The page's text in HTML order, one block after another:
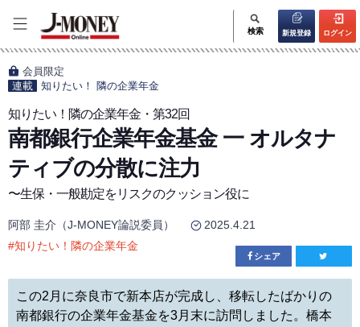
検索 新規登録 ログイン
会員限定
連載
知りたい！ 隣の企業年金
知りたい！隣の企業年金・第32回
南都銀行企業年金基金 一 オルタナ
ティブの分散に注力
〜生保・一般勘定をリスクのクッション役に
阿部 圭介（J-MONEY論説委員）
2025.4.21
#知りたい！隣の企業年金
シェア
この2月に奈良市で新本店が完成し、移転したばかりの
南都銀行の企業年金基金を3月末に訪問しました。橋本